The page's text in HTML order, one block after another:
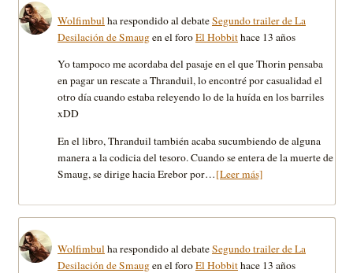
Wolfimbulha respondido al debateSegundo trailer de La
Desilación de Smaugen el foroEl Hobbithace 13 años
Yo tampoco me acordaba del pasaje en el que Thorin pensaba
en pagar un rescate a Thranduil, lo encontré por casualidad el
otro día cuando estaba releyendo lo de la huída en los barriles
xDD
En el libro, Thranduil también acaba sucumbiendo de alguna
manera a la codicia del tesoro. Cuando se entera de la muerte de
Smaug, se dirige hacia Erebor por…[Leer más]
Wolfimbulha respondido al debateSegundo trailer de La
Desilación de Smaugen el foroEl Hobbithace 13 años